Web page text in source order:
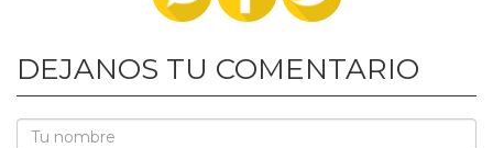
DEJANOS TU COMENTARIO